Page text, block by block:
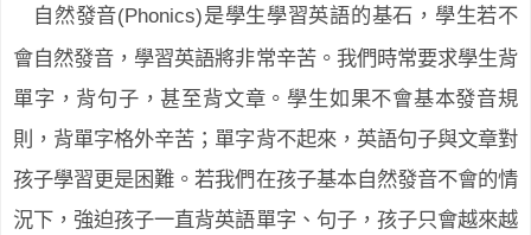
自然發音(Phonics)是學生學習英語的基石，學生若不
會自然發音，學習英語將非常辛苦。我們時常要求學生背
單字，背句子，甚至背文章。學生如果不會基本發音規
則，背單字格外辛苦；單字背不起來，英語句子與文章對
孩子學習更是困難。若我們在孩子基本自然發音不會的情
況下，強迫孩子一直背英語單字、句子，孩子只會越來越